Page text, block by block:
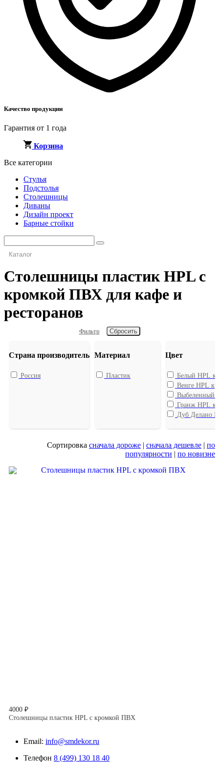
Качество продукции
Гарантия от 1 года
Корзина
Все категории
Стулья
Подстолья
Столешницы
Диваны
Дизайн проект
Барные стойки
Каталог
Столешницы пластик HPL с
кромкой ПВХ для кафе и
ресторанов
Фильтр
Страна производитель
Россия
Материал
Пластик
Цвет
Белый HPL
Венге HPL
Выбеленный
Гранж HPL
Дуб Делано
Сортировка сначала дороже | сначала дешевле | по
популярности | по новизне
4000 ₽
Столешницы пластик HPL с кромкой ПВХ
Email: info@smdekor.ru
Телефон 8 (499) 130 18 40